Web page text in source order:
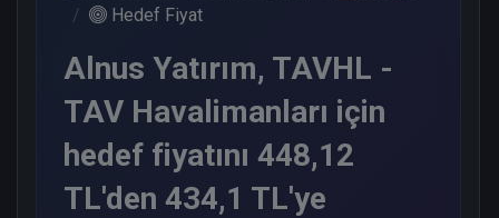
Hedef Fiyat
Alnus Yatırım, TAVHL -
TAV Havalimanları için
hedef fiyatını 448,12
TL'den 434,1 TL'ye